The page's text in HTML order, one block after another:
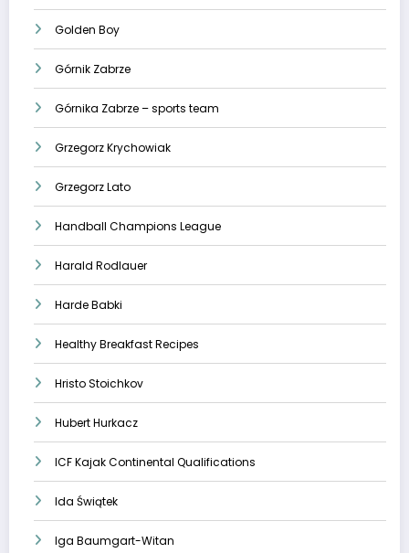
Golden Boy
Górnik Zabrze
Górnika Zabrze – sports team
Grzegorz Krychowiak
Grzegorz Lato
Handball Champions League
Harald Rodlauer
Harde Babki
Healthy Breakfast Recipes
Hristo Stoichkov
Hubert Hurkacz
ICF Kajak Continental Qualifications
Ida Świątek
Iga Baumgart-Witan